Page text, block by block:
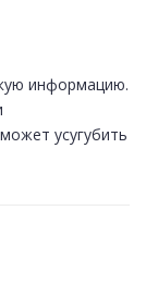
информацию.
усугубить